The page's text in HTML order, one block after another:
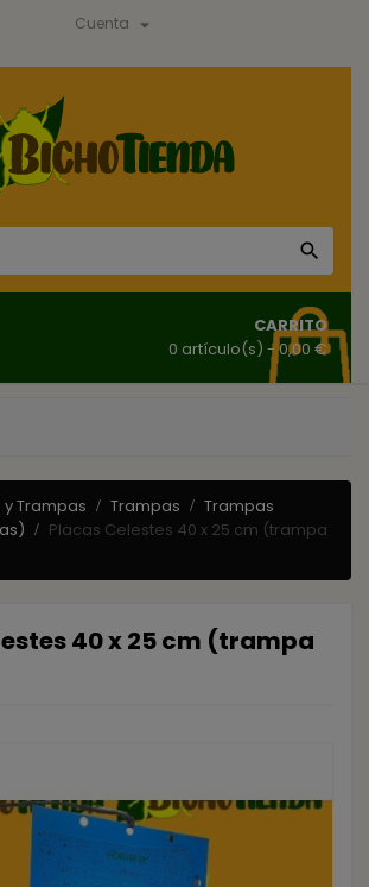
Cuenta 

CARRITO
0 artículo(s) - 0,00 €
Trampas Trampas
Trampas
Placas Celestes 40 x 25 cm (trampa
40 x 25 cm (trampa